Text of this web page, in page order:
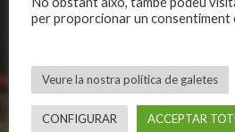
Privadesa a les xarxes
CALENDARIS
Primer Equip Masculí
per proporcionar un
Veure la nostra política de galetes
CONFIGURAR ACCEPTAR